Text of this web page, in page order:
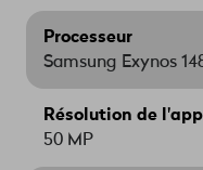
Processeur
Samsung Exynos
Résolution de
50 MP